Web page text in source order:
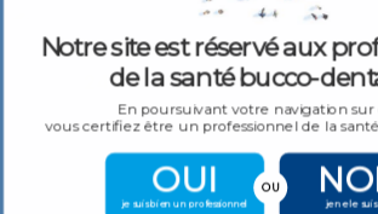
Fraise diamantee Oignon
24,90€TTC
Notre site est réservé aux
de la santé bucco-
En poursuivant votre navigation sur
vous certifiez être un professionnel de la
OUI
je suis bien un professionnel je ne le
OU